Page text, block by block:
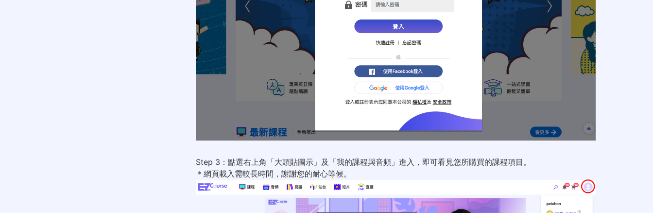
Step 3：點選右上角「大頭貼圖示」及「我的課程與音頻」進入，即可看見您所購買的課程項目。
＊網頁載入需較長時間，謝謝您的耐心等候。